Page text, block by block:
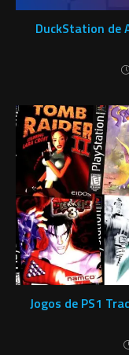
DuckStation de
Jogos de PS1